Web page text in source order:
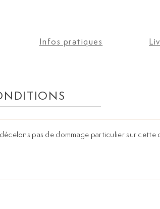
Infos pratiques
pas de dommage particulier sur cette